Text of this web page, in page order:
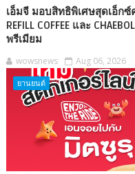
เอ็มจี มอบสิทธิพิเศษสุดเอ็ก
REFILL COFFEE และ
พรีเมียม
wowsnews Aug 06, 2026
ยานยนต์